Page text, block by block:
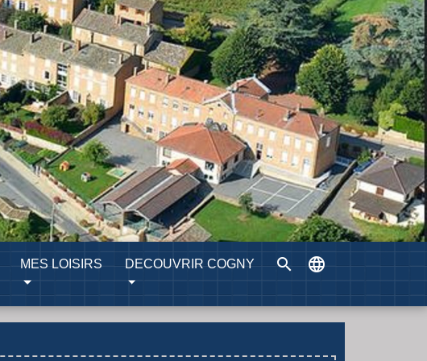
MES LOISIRS DECOUVRIR COGNY search language